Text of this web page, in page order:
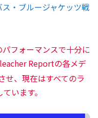
・ブルージャケッツ戦
フォーマンスで十分に
Reportの各メデ
せ、現在はすべてのラ
います。